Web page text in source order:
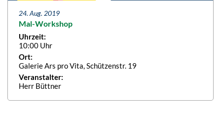
24. Aug. 2019
Mal-Workshop
Uhrzeit:
10:00 Uhr
Ort:
Galerie Ars pro Vita, Schützenstr. 19
Veranstalter:
Herr Büttner